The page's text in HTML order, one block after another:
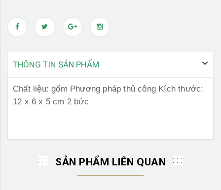
THÔNG TIN SẢN PHẨM
Chất liệu: gốm Phương pháp thủ công Kích thước:
12 x 6 x 5 cm 2 bức
SẢN PHẨM LIÊN QUAN